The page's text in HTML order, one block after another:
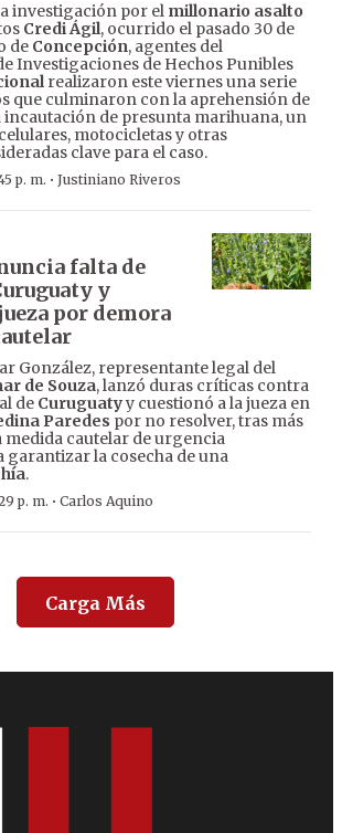
investigación por el millonario asalto
Credi Ágil, ocurrido el pasado 30 de
de Concepción, agentes del
Investigaciones de Hechos Punibles
realizaron este viernes una serie
que culminaron con la aprehensión de
incautación de presunta marihuana, un
motocicletas y otras
clave para el caso.
p. m. · Justiniano Riveros
falta de
y
por demora
González, representante legal del
de Souza, lanzó duras críticas contra
de Curuguatyy cuestionó a la jueza en
Paredes por no resolver, tras más
medida cautelar de urgencia
garantizar la cosecha de una
.
p. m. · Carlos Aquino
Carga Más